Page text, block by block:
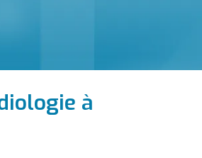
à